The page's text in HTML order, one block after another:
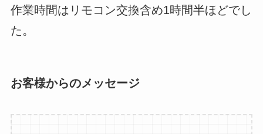
作業時間はリモコン交換含め1時間半ほどでし
た。
お客様からのメッセージ